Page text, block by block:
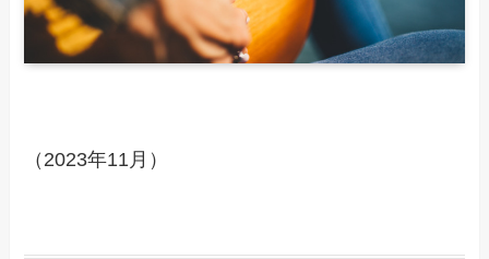
（2023年11月）